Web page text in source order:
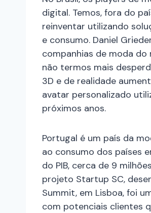
digital. Temos, fora do
reinventar utilizando
e consumo. Daniel
companhias de moda
não termos mais
3D e de realidade
avatar personalizado
próximos anos.
Portugal é um país da
ao consumo dos países
do PIB, cerca de 9
projeto Startup SC,
Summit, em Lisboa, foi
com potenciais clientes